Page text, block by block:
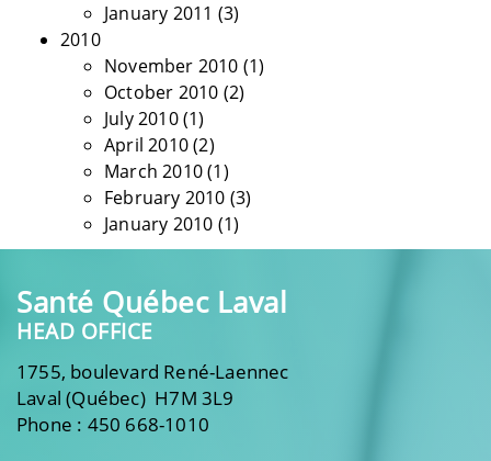
January 2011 (3)
2010
November 2010 (1)
October 2010 (2)
July 2010(1)
April 2010(2)
March 2010(1)
February 2010 (3)
January 2010 (1)
Santé Québec Laval
HEAD OFFICE
1755, boulevard René-Laennec
Laval (Québec) H7M 3L9
Phone : 450 668-1010